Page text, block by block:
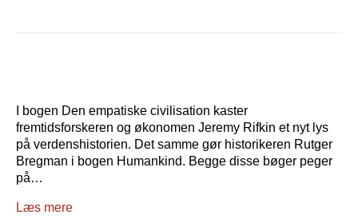
I bogen Den empatiske civilisation kaster
fremtidsforskeren og økonomen Jeremy Rifkin et nyt lys
på verdenshistorien. Det samme gør historikeren Rutger
Bregman i bogen Humankind. Begge disse bøger peger
på…
Læs mere